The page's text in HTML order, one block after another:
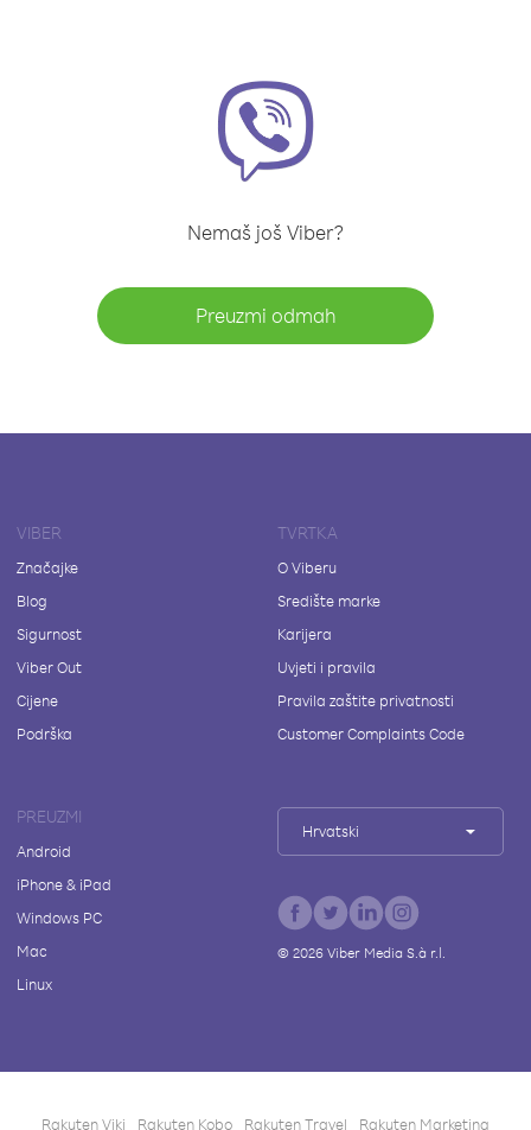
Nemaš još Viber?
Preuzmi odmah
VIBER
Značajke
Blog
Sigurnost
Viber Out
Cijene
Podrška
TVRTKA
O Viberu
Središte marke
Karijera
Uvjeti i pravila
Pravila zaštite privatnosti
Customer Complaints Code
PREUZMI
Android
iPhone & iPad
Windows PC
Mac
Linux
Hrvatski
© 2026Viber Media S.à r.l.
Rakuten Viki Rakuten Kobo Rakuten Travel Rakuten Marketing